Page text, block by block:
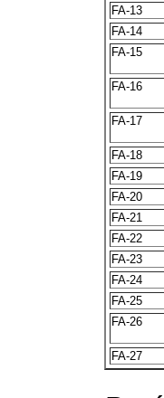
FA-13
FA-14
FA-15
FA-16
FA-17
FA-18
FA-19
FA-20
FA-21
FA-22
FA-23
FA-24
FA-25
FA-26
FA-27